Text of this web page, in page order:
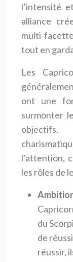
l’intensité
alliance
multi-
tout en
Les
ont une
surmonter
l’attention,
les rôles de
du
de
réussir,